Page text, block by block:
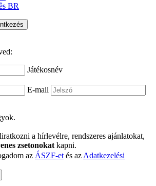
BR
Játékosnév
E-mail
a hírlevélre, rendszeres ajánlatokat,
zsetonokat kapni.
az ÁSZF-et és az Adatkezelési